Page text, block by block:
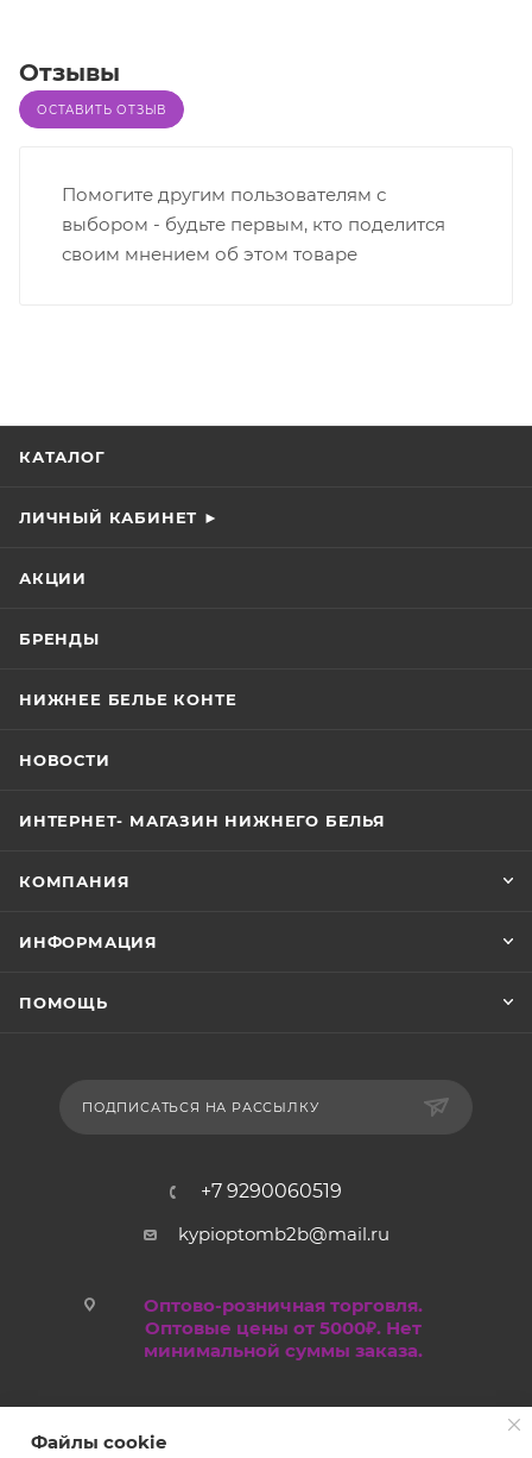
Отзывы
ОСТАВИТЬ ОТЗЫВ
Помогите другим пользователям с
выбором - будьте первым, кто поделится
своим мнением об этом товаре
КАТАЛОГ
ЛИЧНЫЙ КАБИНЕТ ►
АКЦИИ
БРЕНДЫ
НИЖНЕЕ БЕЛЬЕ КОНТЕ
НОВОСТИ
ИНТЕРНЕТ- МАГАЗИН НИЖНЕГО БЕЛЬЯ
КОМПАНИЯ
ИНФОРМАЦИЯ
ПОМОЩЬ
ПОДПИСАТЬСЯ НА РАССЫЛКУ
+7 9290060519
kypioptomb2b@mail.ru
Оптово-розничная торговля.
Оптовые цены от 5000₽. Нет
минимальной суммы заказа.
Файлы cookie